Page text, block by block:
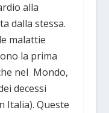
alla
dalla stessa.
malattie
la prima
nel Mondo,
decessi
Italia). Queste